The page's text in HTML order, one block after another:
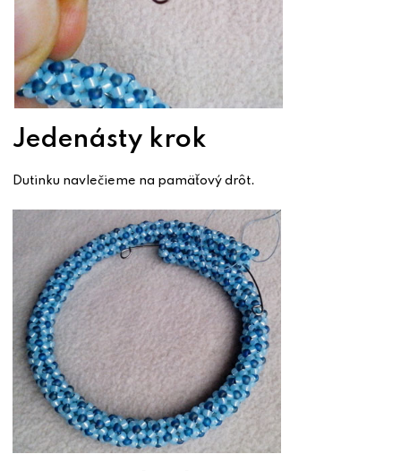
Jedenásty krok
Dutinku navlečieme na pamäťový drôt.